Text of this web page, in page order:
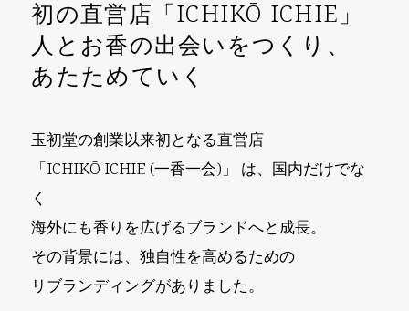
初の直営店「ICHIKŌ ICHIE」
人とお香の出会いをつくり、
あたためていく
玉初堂の創業以来初となる直営店
「ICHIKŌ ICHIE (一香一会)」 は、 国内だけでな
く
海外にも香りを広げるブランドへと成⻑。
その背景には、独自性を高めるための
リブランディングがありました。